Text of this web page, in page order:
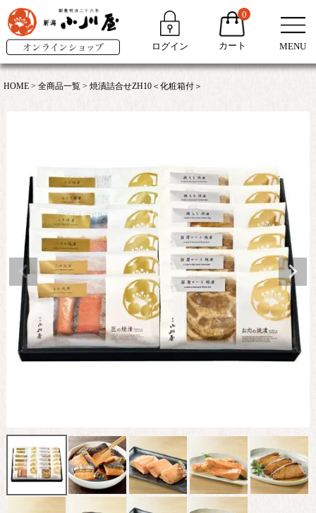
ログイン
0
カート MENU
HOME 全商品一覧 焼漬詰合せZH10＜化粧箱付＞